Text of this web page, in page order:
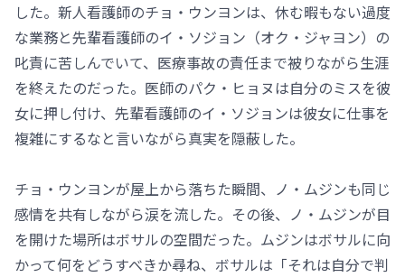
した。新人看護師のチョ・ウンヨンは、休む暇もない過度
な業務と先輩看護師のイ・ソジョン（オク・ジャヨン）の
叱責に苦しんでいて、医療事故の責任まで被りながら生涯
を終えたのだった。医師のパク・ヒョヌは自分のミスを彼
女に押し付け、先輩看護師のイ・ソジョンは彼女に仕事を
複雑にするなと言いながら真実を隠蔽した。
チョ・ウンヨンが屋上から落ちた瞬間、ノ・ムジンも同じ
感情を共有しながら涙を流した。その後、ノ・ムジンが目
を開けた場所はボサルの空間だった。ムジンはボサルに向
かって何をどうすべきか尋ね、ボサルは「それは自分で判